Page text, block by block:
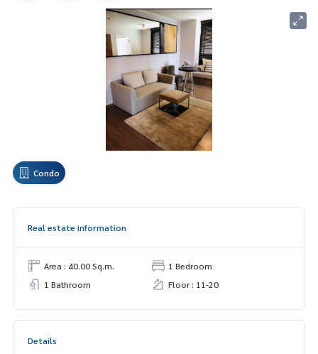
Condo
Real estate information
Area : 40.00 Sq.m.
1 Bedroom
1 Bathroom
Floor : 11-20
Details